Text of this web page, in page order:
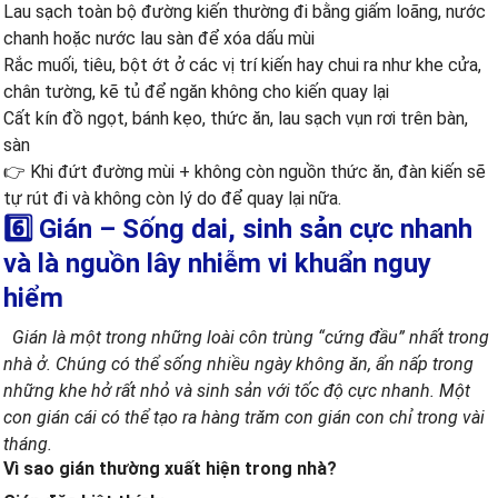
Lau sạch toàn bộ đường kiến thường đi bằng giấm loãng, nước
chanh hoặc nước lau sàn để xóa dấu mùi
Rắc muối, tiêu, bột ớt ở các vị trí kiến hay chui ra như khe cửa,
chân tường, kẽ tủ để ngăn không cho kiến quay lại
Cất kín đồ ngọt, bánh kẹo, thức ăn, lau sạch vụn rơi trên bàn,
sàn
👉 Khi đứt đường mùi + không còn nguồn thức ăn, đàn kiến sẽ
tự rút đi và không còn lý do để quay lại nữa.
6️⃣ Gián – Sống dai, sinh sản cực nhanh
và là nguồn lây nhiễm vi khuẩn nguy
hiểm
Gián là một trong những loài côn trùng “cứng đầu” nhất trong
nhà ở. Chúng có thể sống nhiều ngày không ăn, ẩn nấp trong
những khe hở rất nhỏ và sinh sản với tốc độ cực nhanh. Một
con gián cái có thể tạo ra hàng trăm con gián con chỉ trong vài
tháng.
Vì sao gián thường xuất hiện trong nhà?